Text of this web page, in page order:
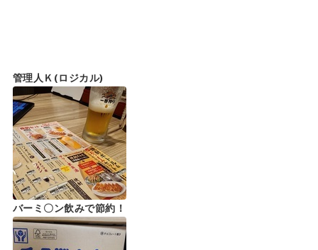
管理人Ｋ(ロジカル)
バーミ〇ン飲みで節約！